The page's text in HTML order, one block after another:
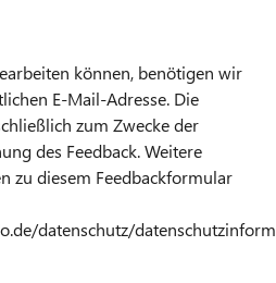
können, benötigen wir
E-Mail-Adresse. Die
zum Zwecke der
des Feedback. Weitere
zu diesem Feedbackformular
datenschutz/